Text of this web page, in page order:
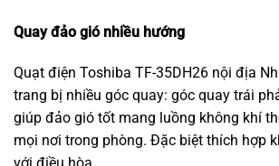
Quay đảo gió nhiều hướng
Quạt điện Toshiba TF-35DH26 nội địa
trang bị nhiều góc quay: góc quay trái
giúp đảo gió tốt mang luồng không khí
mọi nơi trong phòng. Đặc biệt thích hợp